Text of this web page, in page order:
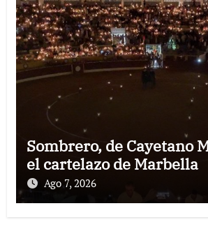
Sombrero, de Cayetano
el cartelazo de Marbella
Ago 7, 2026